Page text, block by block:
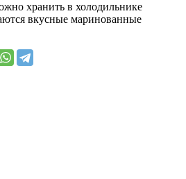
хранить в холодильнике
вкусные маринованные